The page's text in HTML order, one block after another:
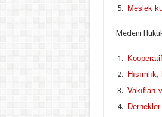
Meslek
Medeni
Vakıfları